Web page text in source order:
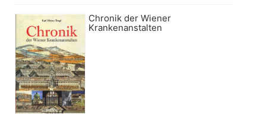
Chronik der Wiener
Krankenanstalten